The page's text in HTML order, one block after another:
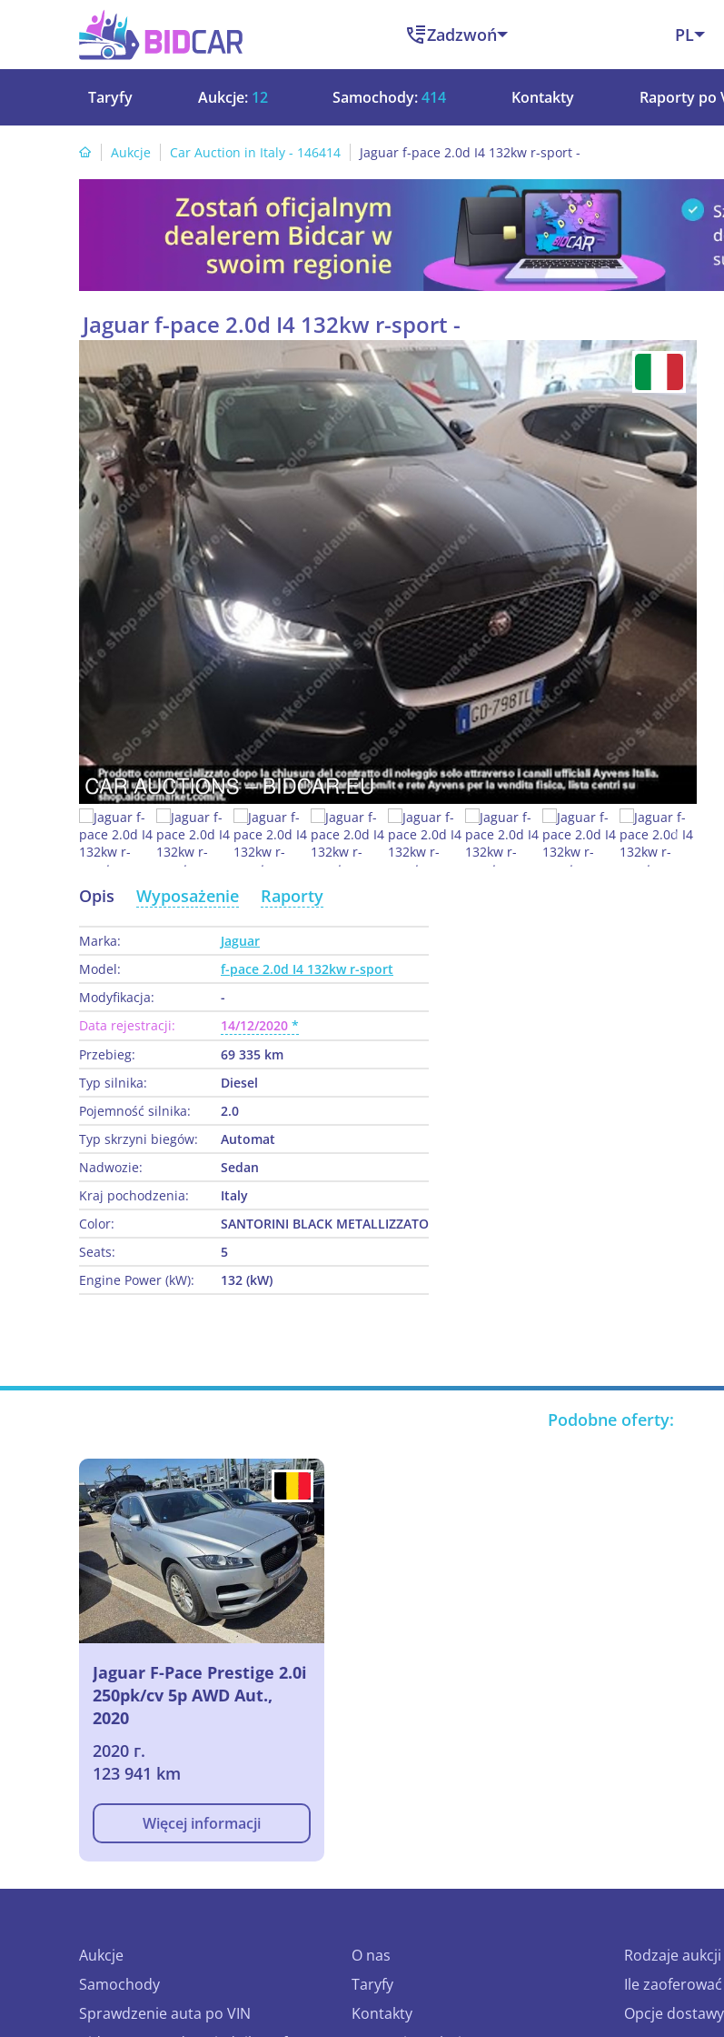
Zadzwoń PL
Taryfy Aukcje: 12 Samochody:414 Kontakty Raporty po
Aukcje Car Auction in Italy - 146414 Jaguar f-pace 2.0d I4 132kw r-sport -
Jaguar f-pace 2.0d I4 132kw r-sport -
Opis Wyposażenie Raporty
Marka:
Jaguar
Model:
f-pace 2.0d I4 132kw r-sport
Modyfikacja:
-
Data rejestracji:
14/12/2020
Przebieg:
69 335 km
Typ silnika:
Diesel
Pojemność silnika:
2.0
Typ skrzyni biegów:
Automat
Nadwozie:
Sedan
Kraj pochodzenia:
Italy
Color:
SANTORINI BLACK METALLIZZATO
Seats:
5
Engine Power (kW):
132 (kW)
Podobne oferty:
Jaguar F-Pace Prestige 2.0i
250pk/cv 5p AWD Aut.,
2020
2020 г.
123 941 km
Więcej informacji
Aukcje
Samochody
Sprawdzenie auta po VIN
O nas
Taryfy
Kontakty
Rodzaje aukcji
Ile
Opcje dostawy